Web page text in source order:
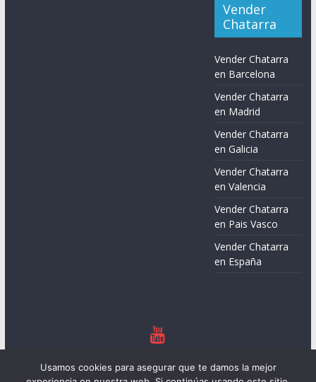
Vender
Chatarra
Vender Chatarra
en Barcelona
Vender Chatarra
en Madrid
Vender Chatarra
en Galicia
Vender Chatarra
en Valencia
Vender Chatarra
en Pais Vasco
Vender Chatarra
en España
derechos reservados.
Usamos cookies para asegurar que te damos la mejor